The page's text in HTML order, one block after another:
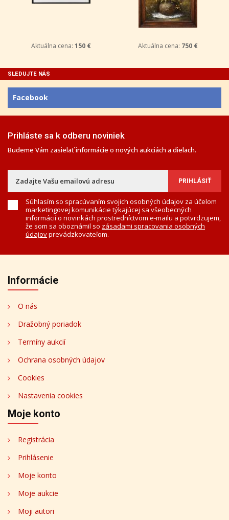
Aktuálna cena: 150 € Aktuálna cena: 750 €
SLEDUJTE NÁS
Facebook
Prihláste sa k odberu noviniek
Budeme Vám zasielať informácie o nových aukciách a dielach.
Súhlasím so spracúvaním svojich osobných údajov za účelom
marketingovej komunikácie týkajúcej sa všeobecných
informácií o novinkách prostredníctvom e-mailu a potvrdzujem,
že som sa oboznámil so zásadami spracovania osobných
údajovprevádzkovateľom.
Informácie
O nás
Dražobný poriadok
Termíny aukcií
Ochrana osobných údajov
Cookies
Nastavenia cookies
Moje konto
Registrácia
Prihlásenie
Moje konto
Moje aukcie
Moji autori